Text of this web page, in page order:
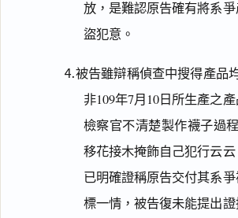
放，是難認原告確有將系
盜犯意。
⒋被告雖辯稱偵查中搜得產品
非109年7月10日所生產之
檢察官不清楚製作襪子過
移花接木掩飾自己犯行云
已明確證稱原告交付其系
標一情，被告復未能提出